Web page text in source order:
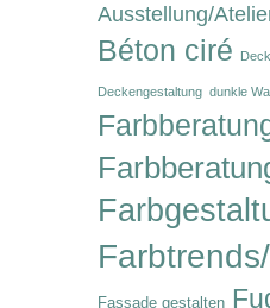
Ausstellung/
Béton ciré
Deckengestaltung dunkle
Fassade gestalten